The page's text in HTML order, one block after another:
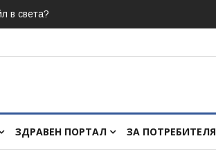
в света?
ЗДРАВЕН ПОРТАЛ ЗА ПОТРЕБИТЕЛЯ